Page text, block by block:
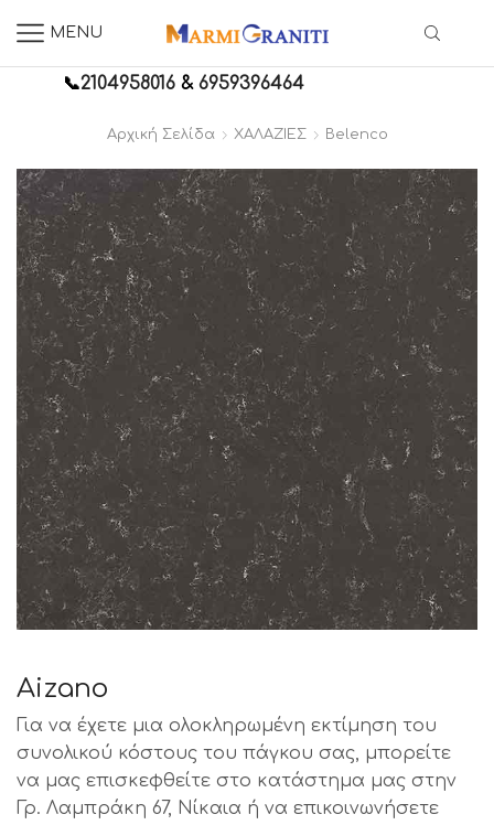
MENU
📞2104958016 &6959396464
Αρχική Σελίδα ΧΑΛΑΖΙΕΣ Belenco
Aizano
Για να έχετε μια ολοκληρωμένη εκτίμηση του
συνολικού κόστους του πάγκου σας, μπορείτε
να μας επισκεφθείτε στο κατάστημα μας στην
Γρ. Λαμπράκη 67, Νίκαια ή να επικοινωνήσετε